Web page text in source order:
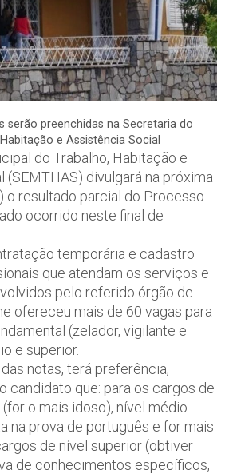
serão preenchidas na Secretaria do
e Assistência Social
do Trabalho, Habitação e
(SEMTHAS) divulgará na próxima
o resultado parcial do Processo
ocorrido neste final de
temporária e cadastro
que atendam os serviços e
pelo referido órgão de
ofereceu mais de 60 vagas para
(zelador, vigilante e
e superior.
notas, terá preferência,
candidato que: para os cargos de
o mais idoso), nível médio
na prova de português e for mais
de nível superior (obtiver
de conhecimentos específicos,